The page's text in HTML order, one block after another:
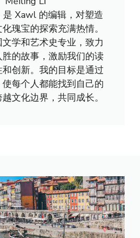
是 Xawl 的编辑，对塑造
瑰宝的探索充满热情。
学和艺术史专业，致力
的故事，激励我们的读
创新。我的目标是通过
每个人都能找到自己的
文化边界，共同成长。